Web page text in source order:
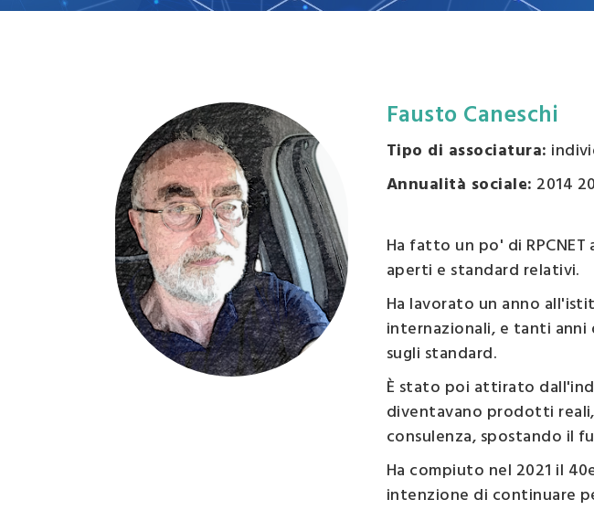
Campi
StatutoFausto Caneschi
Tipo di associatura:
Annualità sociale: 2014
Ha fatto un po' di
aperti e standard relativi.
Ha lavorato un anno
internazionali, e tanti anni
sugli standard.
È stato poi attirato
diventavano prodotti
consulenza, spostando il
Ha compiuto nel 2021 il
intenzione di continuare